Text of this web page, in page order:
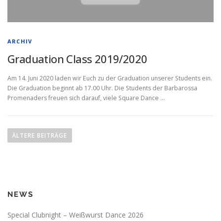
ARCHIV
Graduation Class 2019/2020
Am 14. Juni 2020 laden wir Euch zu der Graduation unserer Students ein.
Die Graduation beginnt ab 17.00 Uhr. Die Students der Barbarossa
Promenaders freuen sich darauf, viele Square Dance …
ÄLTERE BEITRÄGE
NEWS
Special Clubnight – Weißwurst Dance 2026